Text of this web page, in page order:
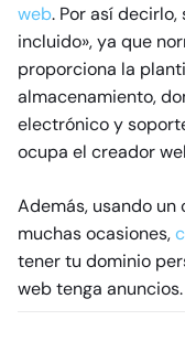
web. Por así
incluido», ya que
proporciona la
almacenamiento,
electrónico y
ocupa el creador
Además, usando
muchas ocasiones,
tener tu dominio
web tenga anuncios.